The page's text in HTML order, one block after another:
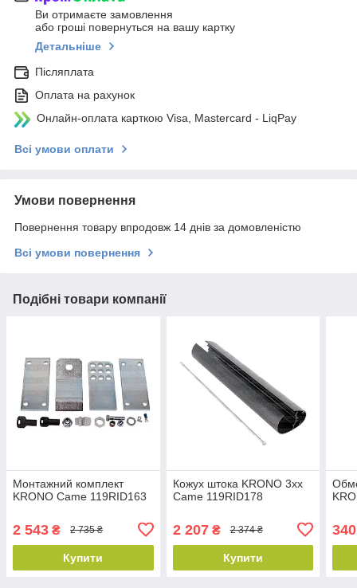
Ви отримаєте замовлення
або гроші повернуться на вашу картку
Детальніше
Післяплата
Оплата на рахунок
Онлайн-оплата карткою Visa, Mastercard - LiqPay
Всі умови оплати
Умови повернення
Повернення товару впродовж 14 днів за домовленістю
Всі умови повернення
Подібні товари компанії
Монтажний комплект
KRONO Came 119RID163
2 543 ₴ 2 735 ₴
Купити
Кожух штока KRONO 3xx
Came 119RID178
2 207₴ 2 374 ₴
Купити
340